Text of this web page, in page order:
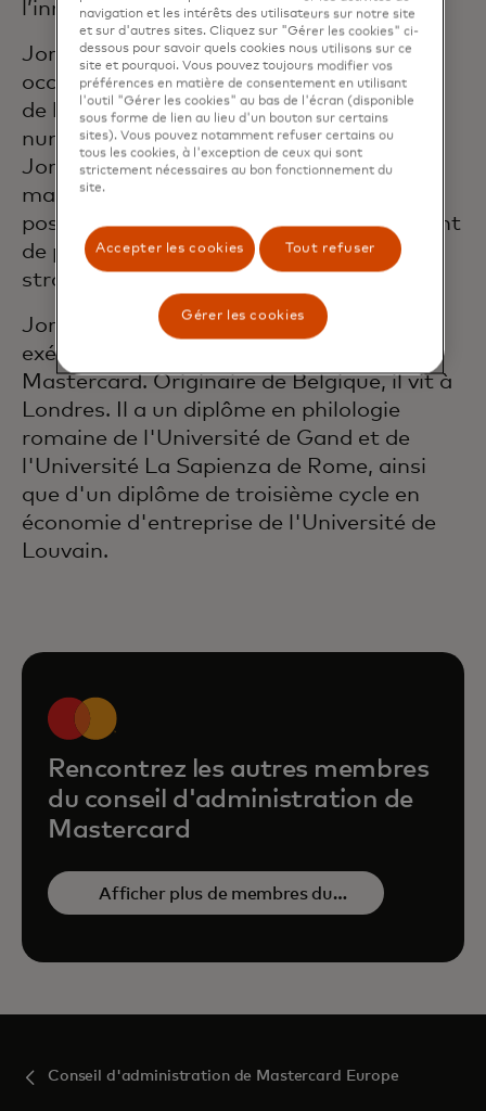
l’innovation.
Jorn a rejoint Mastercard en 2002 et a
occupé divers postes de direction au sein
de l'organisation pour accélérer la vision
numérique de l'entreprise. Auparavant,
Jorn a passé plusieurs années sur les
marchés financiers où il a occupé divers
postes de direction dans le développement
de produits, la gestion des produits et la
stratégie d'entreprise.
Jorn est membre de l'équipe de direction
exécutive et du comité de gestion de
Mastercard. Originaire de Belgique, il vit à
Londres. Il a un diplôme en philologie
romaine de l'Université de Gand et de
l'Université La Sapienza de Rome, ainsi
que d'un diplôme de troisième cycle en
économie d'entreprise de l'Université de
Louvain.
Rencontrez les autres membres
du conseil d'administration de
Mastercard
Afficher plus de membres du
Conseil d'administration de Mastercard Europe
navigation et les intérêts des utilisateurs sur notre site
et sur d'autres sites. Cliquez sur "Gérer les cookies" ci-
dessous pour savoir quels cookies nous utilisons sur ce
site et pourquoi. Vous pouvez toujours modifier vos
préférences en matière de consentement en utilisant
l'outil "Gérer les cookies" au bas de l'écran (disponible
sous forme de lien au lieu d'un bouton sur certains
sites). Vous pouvez notamment refuser certains ou
tous les cookies, à l'exception de ceux qui sont
strictement nécessaires au bon fonctionnement du
site.
Accepter les cookies Tout refuser
Gérer les cookies